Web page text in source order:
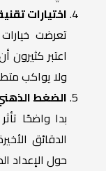
اختيارات
تعرضت
اعتبر كثيرون
ولا يواكب
الضغط
بدا واضحًا
الدقائق
حول الإعداد